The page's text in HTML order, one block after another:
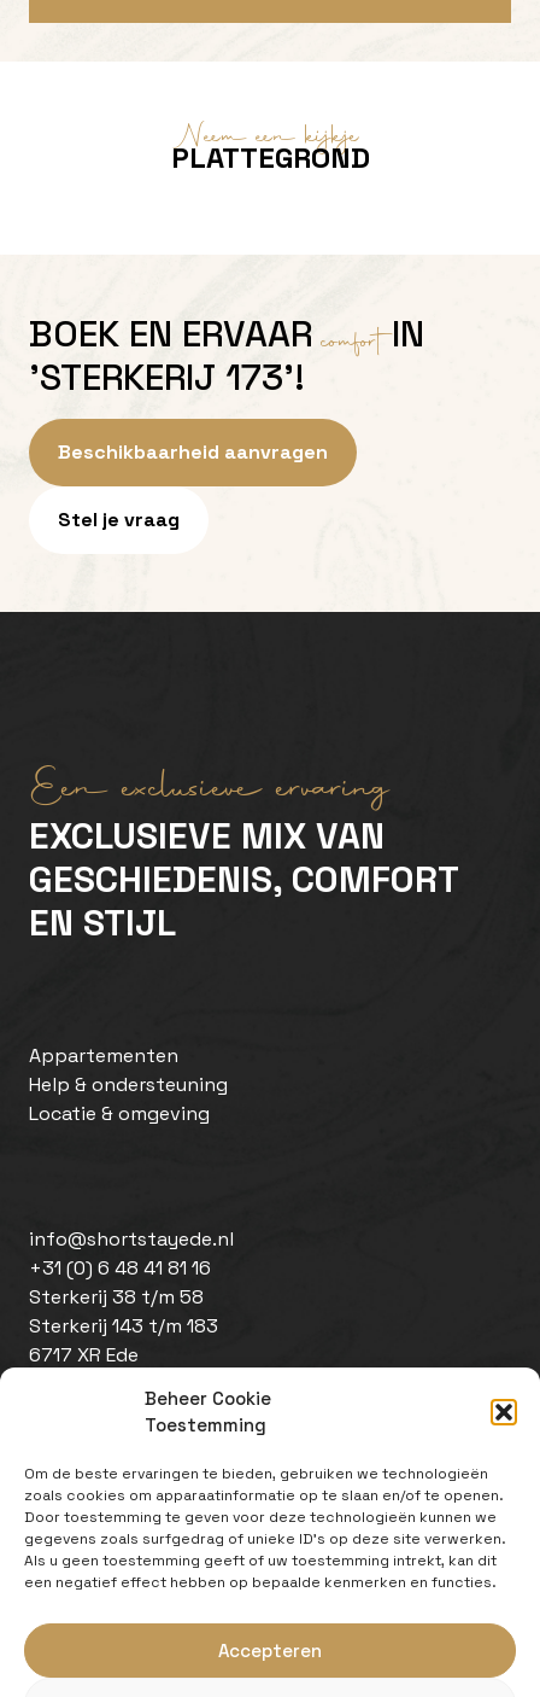
Beheer Cookie
Toestemming
Om de beste ervaringen te bieden, gebruiken we technologieën
zoals cookies om apparaatinformatie op te slaan en/of te openen.
Door toestemming te geven voor deze technologieën kunnen we
gegevens zoals surfgedrag of unieke ID's op deze site verwerken.
Als u geen toestemming geeft of uw toestemming intrekt, kan dit
een negatief effect hebben op bepaalde kenmerken en functies.
Accepteren
Neem een kijkje
PLATTEGROND
BOEK EN ERVAARcomfortIN
'STERKERIJ 173'!
Beschikbaarheid aanvragen
Stel je vraag
Een exclusieve ervaring
EXCLUSIEVE MIX VAN
GESCHIEDENIS, COMFORT
EN STIJL
Appartementen
Help & ondersteuning
Locatie & omgeving
info@shortstayede.nl
+31 (0) 6 48 41 81 16
Sterkerij 38 t/m 58
Sterkerij 143 t/m 183
6717 XR Ede
Disclaimer